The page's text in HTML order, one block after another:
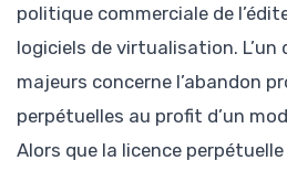
politique commerciale de
logiciels de virtualisation. L’un
majeurs concerne l’abandon
perpétuelles au profit d’un
Alors que la licence